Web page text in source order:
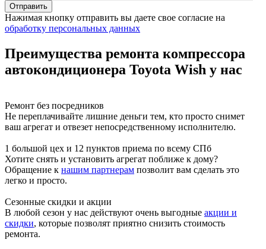
Нажимая кнопку отправить вы даете свое согласие на
обработку персональных данных
Преимущества ремонта компрессора
автокондиционера Toyota Wish у нас
Ремонт без посредников
Не переплачивайте лишние деньги тем, кто просто снимет
ваш агрегат и отвезет непосредственному исполнителю.
1 большой цех и 12 пунктов приема по всему СПб
Хотите снять и установить агрегат поближе к дому?
Обращение к нашим партнерам позволит вам сделать это
легко и просто.
Сезонные скидки и акции
В любой сезон у нас действуют очень выгодные акции и
скидки, которые позволят приятно снизить стоимость
ремонта.